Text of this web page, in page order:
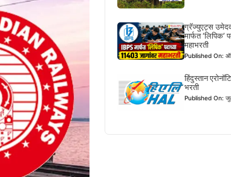
ग्रॅज्युएट्स
मार्फत ‘लिपिक’
महाभरती
Published On:
हिंदुस्तान
भरती
Published On: